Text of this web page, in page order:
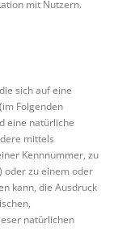
mit Nutzern.
sich auf eine
Folgenden
eine natürliche
mittels
Kennnummer, zu
oder zu einem oder
kann, die Ausdruck
natürlichen